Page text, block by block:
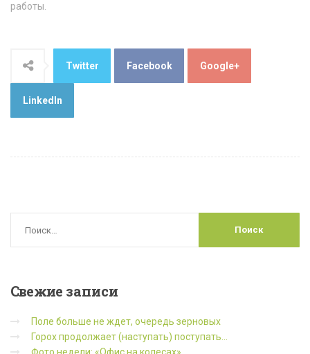
работы.
Twitter Facebook Google+
LinkedIn
Свежие записи
Поле больше не ждет, очередь зерновых
Горох продолжает (наступать) поступать…